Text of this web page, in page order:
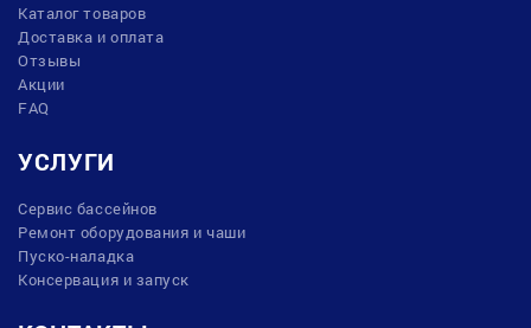
Каталог товаров
Доставка и оплата
Отзывы
Акции
FAQ
УСЛУГИ
Сервис бассейнов
Ремонт оборудования и чаши
Пуско-наладка
Консервация и запуск